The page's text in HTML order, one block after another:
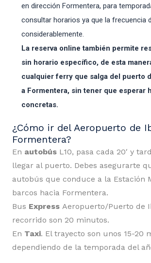
en dirección Formentera, para
consultar horarios ya que la frecuencia
considerablemente.
La reserva online también permite
sin horario específico, de esta
cualquier ferry que salga del puerto
a Formentera, sin tener que esperar
concretas.
¿Cómo ir del Aeropuerto de
Formentera?
En autobús L10, pasa cada 20′ y
llegar al puerto. Debes asegurarte
autobús que conduce a la Estación
barcos hacia Formentera.
Bus Express Aeropuerto/Puerto de
recorrido son 20 minutos.
En Taxi. El trayecto son unos 15-20
dependiendo de la temporada del